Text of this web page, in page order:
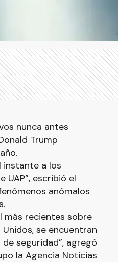
nunca antes
Trump
instante a los
escribió el
anómalos
más recientes sobre
se encuentran
seguridad”, agregó
la Agencia Noticias